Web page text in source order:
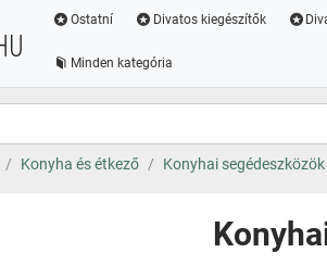
Ostatní Divatos kiegészítők
Minden kategória
Konyha és étkező Konyhai segédeszközök